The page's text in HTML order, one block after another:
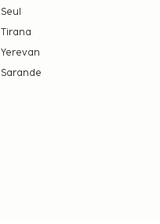
Seul
Tirana
Yerevan
Sarande